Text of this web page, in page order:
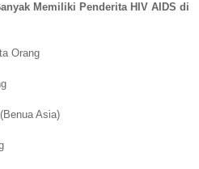
Memiliki Penderita HIV AIDS di
Orang
Asia)